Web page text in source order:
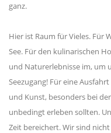
ganz.
Hier ist Raum für Vieles. Für
See. Für den kulinarischen
und Naturerlebnisse im, um
Seezugang! Für eine
und Kunst, besonders bei
unbedingt erleben sollten.
Zeit bereichert. Wir sind